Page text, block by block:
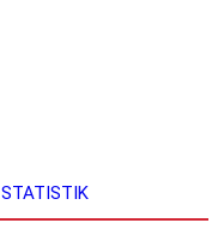
STATISTIK